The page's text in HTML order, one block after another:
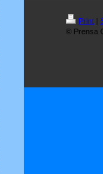
Print |
© Prensa